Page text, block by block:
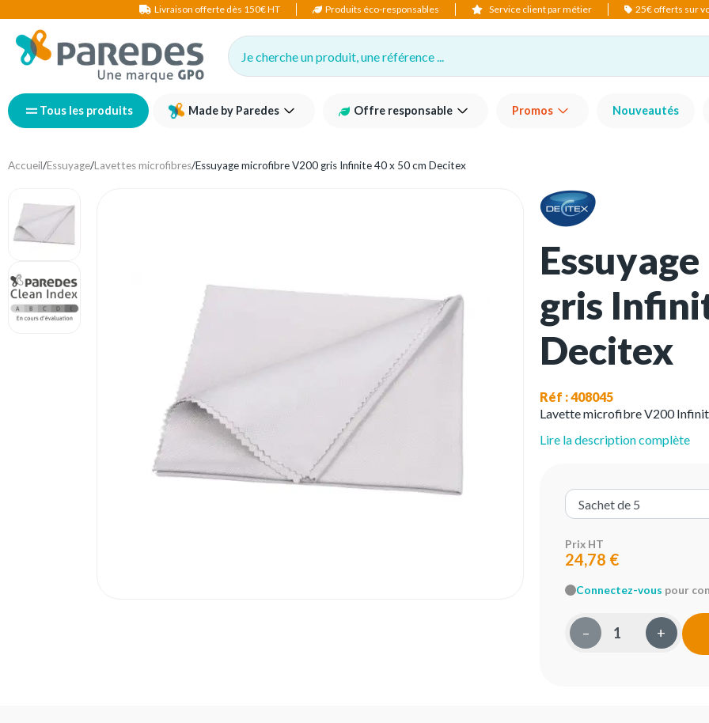
Livraison offerte dès 150€ HT Produits éco-responsables Service client par métier 25€ offerts sur
Je cherche un produit, une référence ...
Tous les produits Made by Paredes Offre responsable Promos Nouveautés
Accueil/Essuyage/Lavettes microfibres/Essuyage microfibre V200 gris Infinite 40 x 50 cm Decitex
gris
Decitex
Réf : 408045
Lavette microfibre V200
Lire la description complète
Prix HT
24,78 €
Connectez-vous pour
– +